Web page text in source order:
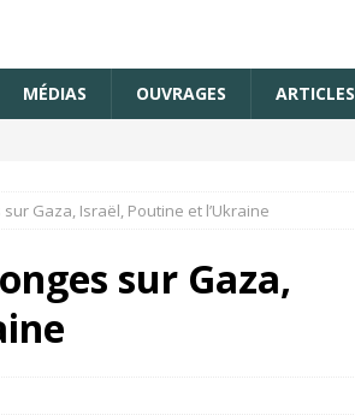
MÉDIAS OUVRAGES ARTICLES
Gaza, Israël, Poutine et l’Ukraine
sur Gaza,